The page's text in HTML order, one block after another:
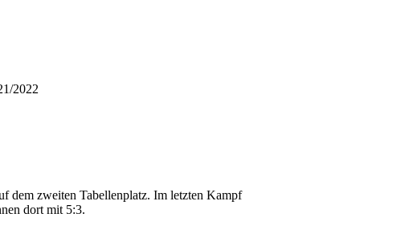
2022
dem zweiten Tabellenplatz. Im letzten Kampf
dort mit 5:3.